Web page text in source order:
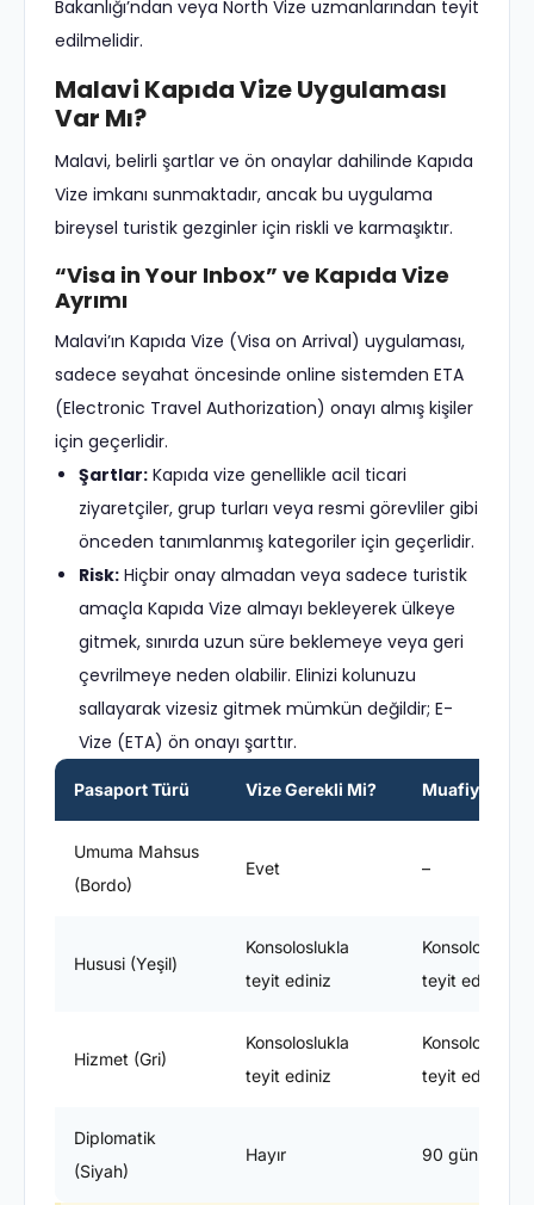
Bakanlığı’ndan veya North Vize uzmanlarından teyit
edilmelidir.
Malavi Kapıda Vize Uygulaması
Var Mı?
Malavi, belirli şartlar ve ön onaylar dahilinde Kapıda
Vize imkanı sunmaktadır, ancak bu uygulama
bireysel turistik gezginler için riskli ve karmaşıktır.
“Visa in Your Inbox” ve Kapıda Vize
Ayrımı
Malavi’ın Kapıda Vize (Visa on Arrival) uygulaması,
sadece seyahat öncesinde online sistemden ETA
(Electronic Travel Authorization) onayı almış kişiler
için geçerlidir.
Şartlar: Kapıda vize genellikle acil ticari
ziyaretçiler, grup turları veya resmi görevliler gibi
önceden tanımlanmış kategoriler için geçerlidir.
Risk: Hiçbir onay almadan veya sadece turistik
amaçla Kapıda Vize almayı bekleyerek ülkeye
gitmek, sınırda uzun süre beklemeye veya geri
çevrilmeye neden olabilir. Elinizi kolunuzu
sallayarak vizesiz gitmek mümkün değildir; E-
Vize (ETA) ön onayı şarttır.
Pasaport Türü Vize Gerekli Mi? Muafiyet
Umuma Mahsus
(Bordo)
Evet –
Hususi (Yeşil)
Konsoloslukla
teyit ediniz
Konsoloslukla
teyit ediniz
Hizmet (Gri)
Konsoloslukla
teyit ediniz
Konsoloslukla
teyit ediniz
Diplomatik
(Siyah)
Hayır 90 gün